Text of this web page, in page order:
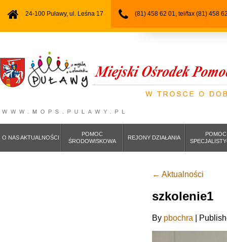
24-100 Puławy, ul. Leśna 17 (81) 458 62 01, tel/fax (81) 458
O NAS AKTUALNOŚCI
POMOC
ŚRODOWISKOWA
REJONY DZIAŁANIA
POMOC
← Aktualności
szkolenie1
By pbochra